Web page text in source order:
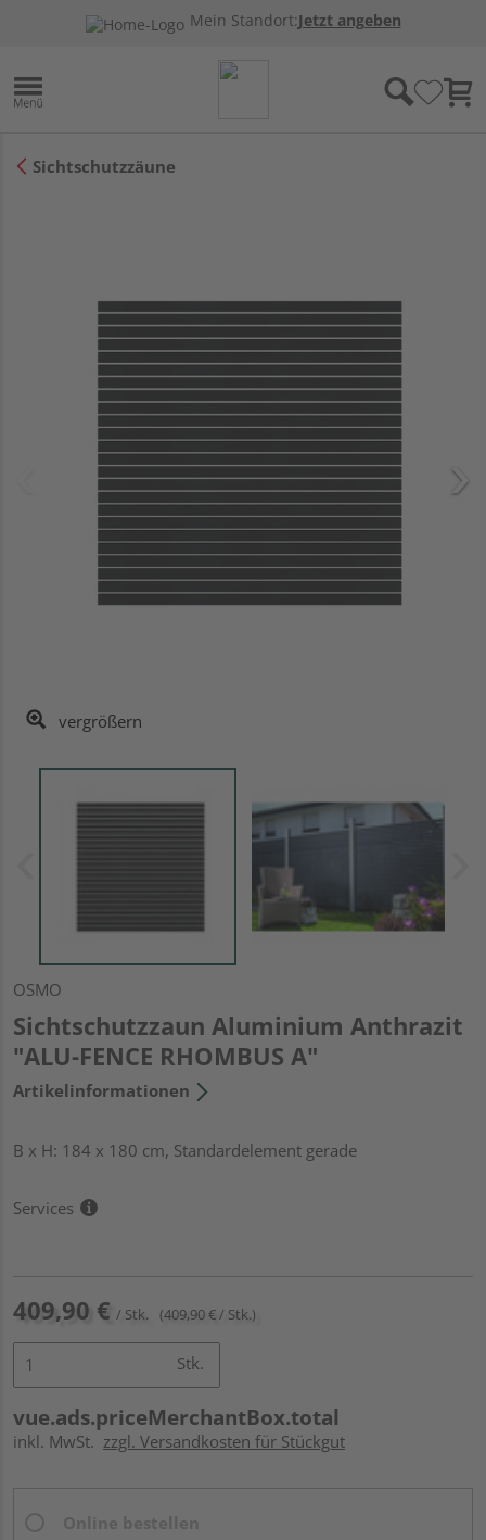
Mein Standort:Jetzt angeben
Sichtschutzzäune
vergrößern
OSMO
Sichtschutzzaun Aluminium Anthrazit
"ALU-FENCE RHOMBUS A"
Artikelinformationen
B x H: 184 x 180 cm, Standardelement gerade
Services
409,90 € / Stk. (409,90 € / Stk.)
Stk.
vue.ads.priceMerchantBox.total
inkl. MwSt. zzgl. Versandkosten für Stückgut